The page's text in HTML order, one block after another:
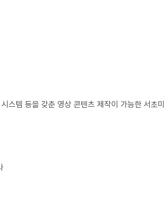
스템 등을 갖춘 영상 콘텐츠 제작이 가능한 서초